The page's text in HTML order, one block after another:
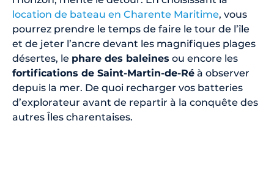
location de bateau en Charente Maritime, vous
pourrez prendre le temps de faire le tour de l’île
et de jeter l’ancre devant les magnifiques plages
désertes, le phare des baleines ou encore les
fortifications de Saint-Martin-de-Ré à observer
depuis la mer. De quoi recharger vos batteries
d’explorateur avant de repartir à la conquête des
autres Îles charentaises.